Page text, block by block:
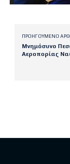
ΠΡΟΗΓΟΎΜΕΝΟ
Μνημόσυνο
Αεροπορίας